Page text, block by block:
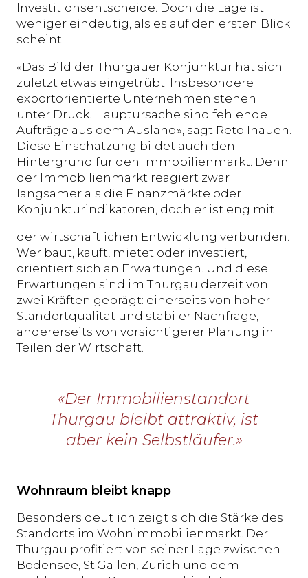
Investitionsentscheide. Doch die Lage ist
weniger eindeutig, als es auf den ersten Blick
scheint.
«Das Bild der Thurgauer Konjunktur hat sich
zuletzt etwas eingetrübt. Insbesondere
exportorientierte Unternehmen stehen
unter Druck. Hauptursache sind fehlende
Aufträge aus dem Ausland», sagt Reto Inauen.
Diese Einschätzung bildet auch den
Hintergrund für den Immobilienmarkt. Denn
der Immobilienmarkt reagiert zwar
langsamer als die Finanzmärkte oder
Konjunkturindikatoren, doch er ist eng mit
der wirtschaftlichen Entwicklung verbunden.
Wer baut, kauft, mietet oder investiert,
orientiert sich an Erwartungen. Und diese
Erwartungen sind im Thurgau derzeit von
zwei Kräften geprägt: einerseits von hoher
Standortqualität und stabiler Nachfrage,
andererseits von vorsichtigerer Planung in
Teilen der Wirtschaft.
«Der Immobilienstandort
Thurgau bleibt attraktiv, ist
aber kein Selbstläufer.»
Wohnraum bleibt knapp
Besonders deutlich zeigt sich die Stärke des
Standorts im Wohnimmobilienmarkt. Der
Thurgau profitiert von seiner Lage zwischen
Bodensee, St.Gallen, Zürich und dem